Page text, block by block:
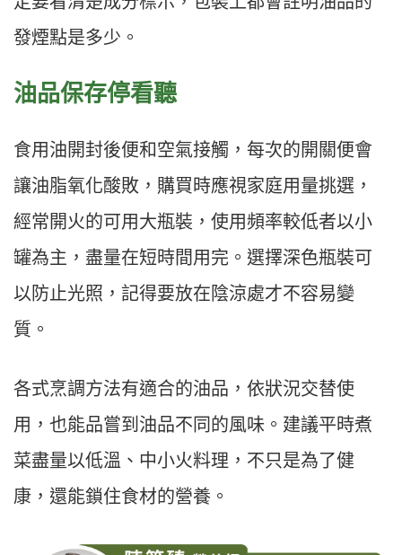
發煙點是多少。
油品保存停看聽
食用油開封後便和空氣接觸，每次的開關便會
讓油脂氧化酸敗，購買時應視家庭用量挑選，
經常開火的可用大瓶裝，使用頻率較低者以小
罐為主，盡量在短時間用完。選擇深色瓶裝可
以防止光照，記得要放在陰涼處才不容易變
質。
各式烹調方法有適合的油品，依狀況交替使
用，也能品嘗到油品不同的風味。建議平時煮
菜盡量以低溫、中小火料理，不只是為了健
康，還能鎖住食材的營養。